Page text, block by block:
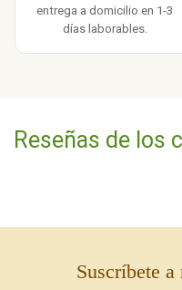
entrega a domicilio en 1-3
días laborables.
Reseñas de los
Suscríbete